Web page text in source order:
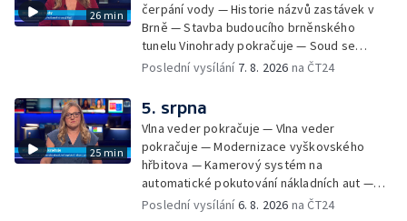
26 min
čerpání vody — Historie názvů zastávek v
Brně — Stavba budoucího brněnského
tunelu Vinohrady pokračuje — Soud se
žhářem zlínského baru — Odložení bourání
Czech Rally Zlín — Začal 7. ročník festivalu
Pop Messe — Přestavba mostu v Hodoníně
— Fenomén památníčků
Poslední vysílání 7. 8. 2026 na ČT24
25 min
5. srpna
Vlna veder pokračuje — Vlna veder
pokračuje — Modernizace vyškovského
hřbitova — Kamerový systém na
automatické pokutování nákladních aut —
Demolice vyhořelé budovy ve Zlíně — Případ
Poslední vysílání6. 8. 2026 na ČT24